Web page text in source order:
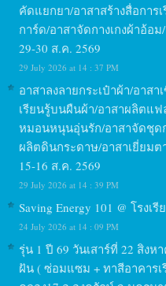
คัดแยกยา/อาสาสร้างสื่อกา
การ์ด/อาสาจัดกางเกงผ้าอ้อ
29-30 ส.ค. 2569
29 July 2026 at 14 : 37 PM
อาสาลงลายกระเป๋าผ้า/อาส
เรียนรู้บนผืนผ้า/อาสาผลิตแ
หมอนหนุนอุ่นรัก/อาสาจัดชุด
ผลิตดินกระดาษ/อาสาเยี่ยมต
15-16 ส.ค. 2569
29 July 2026 at 14 : 39 PM
Saving Energy 101 @ โรงเ
24 July 2026 at 14 : 09 PM
รุ่น 1 ปี 69 วันเสาร์ที่ 22 สิง
ฝัน ( ซ่อมแซม + ทาสีอาคารเ